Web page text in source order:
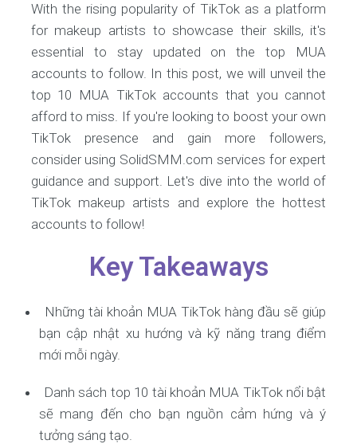
With the rising popularity of TikTok as a platform
for makeup artists to showcase their skills, it's
essential to stay updated on the top MUA
accounts to follow. In this post, we will unveil the
top 10 MUA TikTok accounts that you cannot
afford to miss. If you're looking to boost your own
TikTok presence and gain more followers,
consider using SolidSMM.com services for expert
guidance and support. Let's dive into the world of
TikTok makeup artists and explore the hottest
accounts to follow!
Key Takeaways
Những tài khoản MUA TikTok hàng đầu sẽ giúp
bạn cập nhật xu hướng và kỹ năng trang điểm
mới mỗi ngày.
Danh sách top 10 tài khoản MUA TikTok nổi bật
sẽ mang đến cho bạn nguồn cảm hứng và ý
tưởng sáng tạo.